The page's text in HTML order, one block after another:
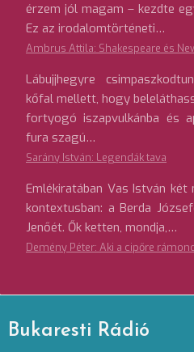
érzem jól magam – kezdte
Ez az irodalomtörténeti…
Ambrus Attila: Shakespeare és
Lábujjhegyre
kőfal mellett, hogy
fortyogó iszapvulkánba és
fura szagú…
Sarány István: Legendák tava
Emlékiratában Vas István
kontextusban: a Berda
Jenőét. Ők ketten, mondja,…
Demény Péter: Aki a cipőre
Bukaresti Rádió